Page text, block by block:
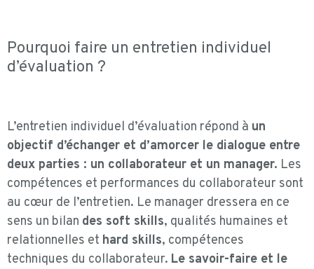
Pourquoi faire un entretien individuel
d’évaluation ?
L’entretien individuel d’évaluation répond à un
objectif d’échanger et d’amorcer le dialogue entre
deux parties : un collaborateur et un manager. Les
compétences et performances du collaborateur sont
au cœur de l’entretien. Le manager dressera en ce
sens un bilan des soft skills, qualités humaines et
relationnelles et hard skills, compétences
techniques du collaborateur. Le savoir-faire et le